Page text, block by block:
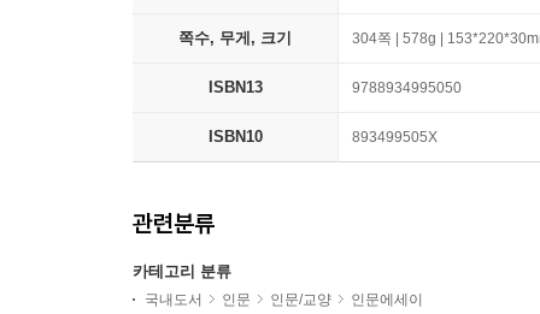
쪽수, 무게, 크기 304쪽 | 578g |
ISBN13 9788934995050
ISBN10 893499505X
관련분류
카테고리 분류
국내도서 인문 인문/교양
인문에세이